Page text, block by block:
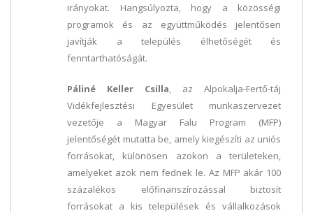
irányokat. Hangsúlyozta, hogy a közösségi
programok és az együttműködés jelentősen
javítják a település élhetőségét és
fenntarthatóságát.
Páliné Keller Csilla , az Alpokalja-Fertő-táj
Vidékfejlesztési Egyesület munkaszervezet
vezetője a Magyar Falu Program (MFP)
jelentőségét mutatta be, amely kiegészíti az uniós
forrásokat, különösen azokon a területeken,
amelyeket azok nem fednek le. Az MFP akár 100
százalékos előfinanszírozással biztosít
forrásokat a kis települések és vállalkozások